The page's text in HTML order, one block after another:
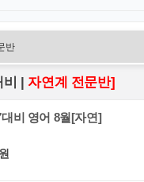
| 자연계 전문반]
비 영어 8월[자연]
원